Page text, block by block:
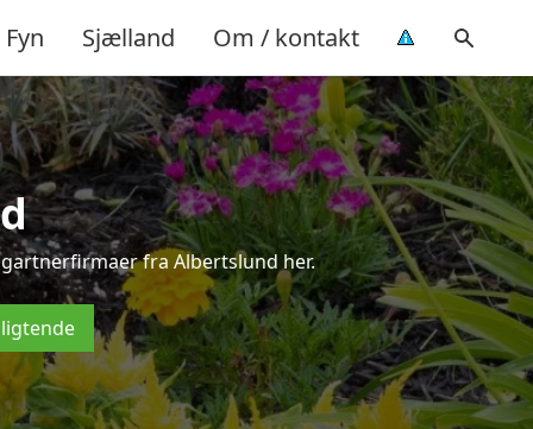
Fyn Sjælland Om / kontakt
fra Albertslund her.